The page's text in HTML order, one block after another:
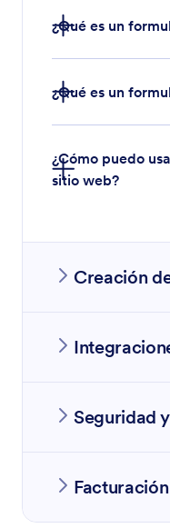
¿Qué es un
¿Qué es un
¿Cómo puedo
sitio web?
Creación
Seguridad
Facturación